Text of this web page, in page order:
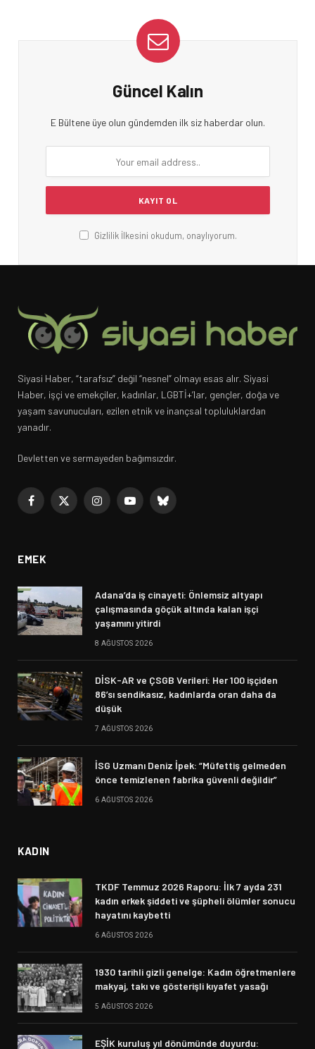
Güncel Kalın
E Bültene üye olun gündemden ilk siz haberdar olun.
Gizlilik İlkesini okudum, onaylıyorum.
Siyasi Haber, “tarafsız” değil “nesnel” olmayı esas alır. Siyasi
Haber, işçi ve emekçiler, kadınlar, LGBTİ+’lar, gençler, doğa ve
yaşam savunucuları, ezilen etnik ve inançsal topluluklardan
yanadır.
Devletten ve sermayeden bağımsızdır.
Facebook
X
InstagramYouTubeBluesky
EMEK
Adana’da iş cinayeti: Önlemsiz altyapı
çalışmasında göçük altında kalan işçi
yaşamını yitirdi
8 AĞUSTOS 2026
DİSK-AR ve ÇSGB Verileri: Her 100 işçiden
86’sı sendikasız, kadınlarda oran daha da
düşük
7 AĞUSTOS 2026
İSG Uzmanı Deniz İpek: “Müfettiş gelmeden
önce temizlenen fabrika güvenli değildir”
6 AĞUSTOS 2026
KADIN
TKDF Temmuz 2026 Raporu: İlk 7 ayda 231
kadın erkek şiddeti ve şüpheli ölümler sonucu
hayatını kaybetti
6 AĞUSTOS 2026
1930 tarihli gizli genelge: Kadın öğretmenlere
makyaj, takı ve gösterişli kıyafet yasağı
5 AĞUSTOS 2026
EŞİK kuruluş yıl dönümünde duyurdu: